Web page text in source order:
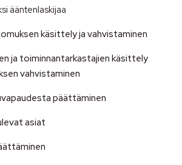
ääntenlaskijaa
käsittely ja vahvistaminen
ja toiminnantarkastajien käsittely
vahvistaminen
päättäminen
asiat